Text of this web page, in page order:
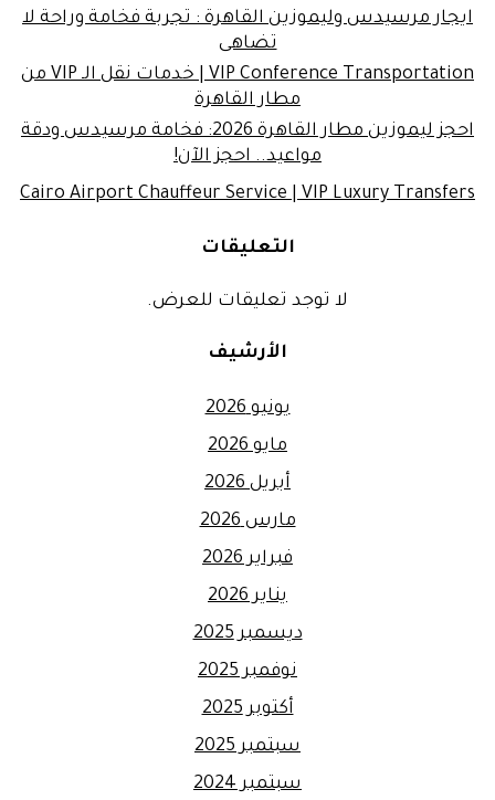
ايجار مرسيدس وليموزين القاهرة : تجربة فخامة وراحة لا
تضاهى
VIP Conference Transportation | خدمات نقل الـ VIP من
مطار القاهرة
احجز ليموزين مطار القاهرة 2026: فخامة مرسيدس ودقة
مواعيد.. احجز الآن!
Cairo Airport Chauffeur Service | VIP Luxury Transfers
التعليقات
لا توجد تعليقات للعرض.
الأرشيف
يونيو 2026
مايو 2026
أبريل 2026
مارس 2026
فبراير 2026
يناير 2026
ديسمبر 2025
نوفمبر 2025
أكتوبر 2025
سبتمبر 2025
سبتمبر 2024